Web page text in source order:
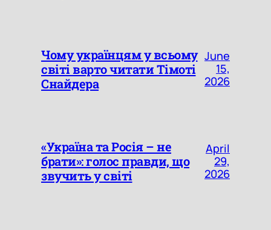
Чому українцям у всьому
світі варто читати Тімоті
Снайдера
June
15,
2026
«Україна та Росія – не
брати»: голос правди, що
звучить у світі
April
29,
2026